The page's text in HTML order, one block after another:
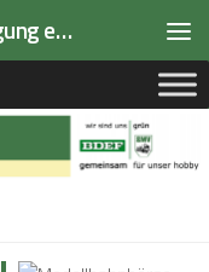
Sächsische Modellbahner-Vereinigung e.V.